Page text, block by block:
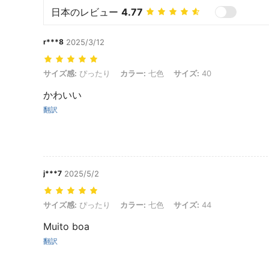
日本のレビュー 4.77
r***8 2025/3/12
サイズ感: ぴったり, カラー: 七色, サイズ: 40
サイズ感: ぴったり カラー: 七色 サイズ: 40
かわいい
翻訳
j***7 2025/5/2
サイズ感: ぴったり, カラー: 七色, サイズ: 44
サイズ感: ぴったり カラー: 七色 サイズ: 44
Muito boa
翻訳